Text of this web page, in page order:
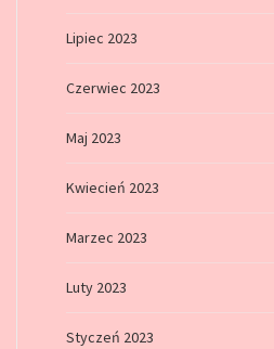
Lipiec 2023
Czerwiec 2023
Maj 2023
Kwiecień 2023
Marzec 2023
Luty 2023
Styczeń 2023